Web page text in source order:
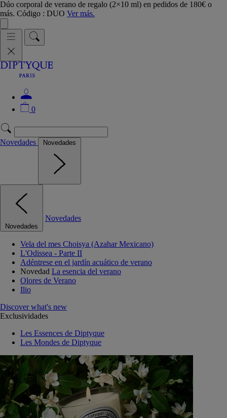
Dúo corporal de verano de regalo (2×10 ml) en pedidos de 180€ o
más. Código : DUO Ver más.
0
Novedades Novedades
Novedades
Novedades
Vela del mes Choisya (Azahar Mexicano)
L'Odissea - Parte II
Adéntrese en el jardín acuático de verano
Novedad La esencia del verano
Olores de Verano
Ilio
Discover what's new
Exclusividades
Les Essences de Diptyque
Les Mondes de Diptyque